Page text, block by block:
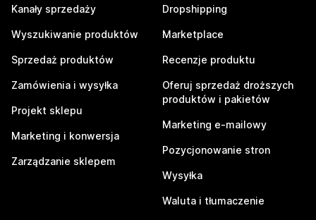
Kanały sprzedaży
Wyszukiwanie produktów
Sprzedaż produktów
Zamówienia i wysyłka
Projekt sklepu
Marketing i konwersja
Zarządzanie sklepem
Dropshipping
Marketplace
Recenzje produktu
Oferuj sprzedaż droższych
produktów i pakietów
Marketing e-mailowy
Pozycjonowanie stron
Wysyłka
Waluta i tłumaczenie